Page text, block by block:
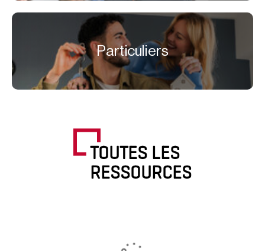
Particuliers
TOUTES LES
RESSOURCES